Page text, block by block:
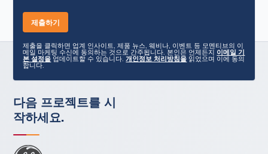
제출을 클릭하면 업계 인사이트, 제품 뉴스, 웨비나, 이벤트 등 모멘티브의 이
메일 마케팅 수신에 동의하는 것으로 간주됩니다. 본인은 언제든지 이메일 기
본 설정을업데이트할 수 있습니다.개인정보 처리방침을 읽었으며 이에 동의
합니다.
다음 프로젝트를 시
작하세요.